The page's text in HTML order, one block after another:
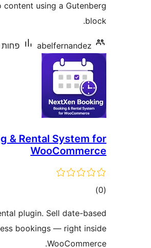
using a Gutenberg
block.
abelfernandez פחות מ-10
& Rental System for
WooCommerce
(0 דרוגים)
plugin. Sell date-based
bookings — right inside
WooCommerce.